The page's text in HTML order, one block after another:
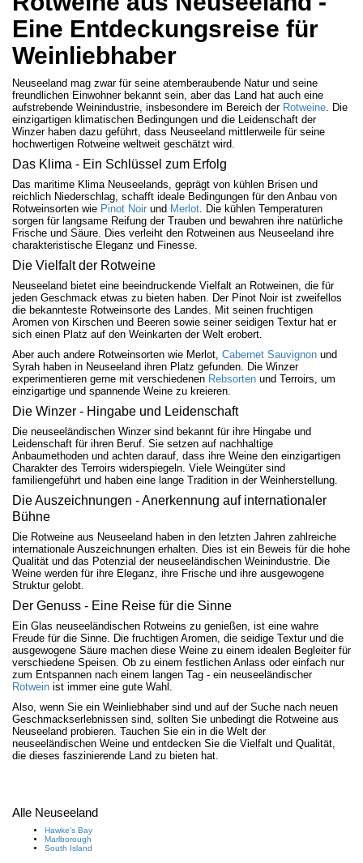
Eine Entdeckungsreise für
Weinliebhaber
Neuseeland mag zwar für seine atemberaubende Natur und seine
freundlichen Einwohner bekannt sein, aber das Land hat auch eine
aufstrebende Weinindustrie, insbesondere im Bereich der Rotweine. Die
einzigartigen klimatischen Bedingungen und die Leidenschaft der
Winzer haben dazu geführt, dass Neuseeland mittlerweile für seine
hochwertigen Rotweine weltweit geschätzt wird.
Das Klima - Ein Schlüssel zum Erfolg
Das maritime Klima Neuseelands, geprägt von kühlen Brisen und
reichlich Niederschlag, schafft ideale Bedingungen für den Anbau von
Rotweinsorten wie Pinot Noir und Merlot. Die kühlen Temperaturen
sorgen für langsame Reifung der Trauben und bewahren ihre natürliche
Frische und Säure. Dies verleiht den Rotweinen aus Neuseeland ihre
charakteristische Eleganz und Finesse.
Die Vielfalt der Rotweine
Neuseeland bietet eine beeindruckende Vielfalt an Rotweinen, die für
jeden Geschmack etwas zu bieten haben. Der Pinot Noir ist zweifellos
die bekannteste Rotweinsorte des Landes. Mit seinen fruchtigen
Aromen von Kirschen und Beeren sowie seiner seidigen Textur hat er
sich einen Platz auf den Weinkarten der Welt erobert.
Aber auch andere Rotweinsorten wie Merlot, Cabernet Sauvignon und
Syrah haben in Neuseeland ihren Platz gefunden. Die Winzer
experimentieren gerne mit verschiedenen Rebsorten und Terroirs, um
einzigartige und spannende Weine zu kreieren.
Die Winzer - Hingabe und Leidenschaft
Die neuseeländischen Winzer sind bekannt für ihre Hingabe und
Leidenschaft für ihren Beruf. Sie setzen auf nachhaltige
Anbaumethoden und achten darauf, dass ihre Weine den einzigartigen
Charakter des Terroirs widerspiegeln. Viele Weingüter sind
familiengeführt und haben eine lange Tradition in der Weinherstellung.
Die Auszeichnungen - Anerkennung auf internationaler
Bühne
Die Rotweine aus Neuseeland haben in den letzten Jahren zahlreiche
internationale Auszeichnungen erhalten. Dies ist ein Beweis für die hohe
Qualität und das Potenzial der neuseeländischen Weinindustrie. Die
Weine werden für ihre Eleganz, ihre Frische und ihre ausgewogene
Struktur gelobt.
Der Genuss - Eine Reise für die Sinne
Ein Glas neuseeländischen Rotweins zu genießen, ist eine wahre
Freude für die Sinne. Die fruchtigen Aromen, die seidige Textur und die
ausgewogene Säure machen diese Weine zu einem idealen Begleiter für
verschiedene Speisen. Ob zu einem festlichen Anlass oder einfach nur
zum Entspannen nach einem langen Tag - ein neuseeländischer
Rotwein ist immer eine gute Wahl.
Also, wenn Sie ein Weinliebhaber sind und auf der Suche nach neuen
Geschmackserlebnissen sind, sollten Sie unbedingt die Rotweine aus
Neuseeland probieren. Tauchen Sie ein in die Welt der
neuseeländischen Weine und entdecken Sie die Vielfalt und Qualität,
die dieses faszinierende Land zu bieten hat.
Alle Neuseeland
Hawke's Bay
Marlborough
South Island